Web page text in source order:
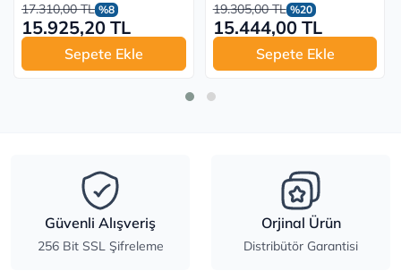
17.310,00 TL %8
15.925,20 TL
Sepete Ekle
19.305,00 TL %20
15.444,00 TL
Sepete Ekle
Güvenli Alışveriş
256 Bit SSL Şifreleme
Orjinal Ürün
Distribütör Garantisi